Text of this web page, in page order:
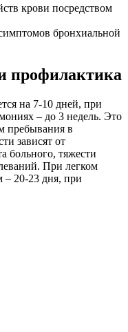
крови посредством
бронхиальной
профилактика
на 7-10 дней, при
– до 3 недель. Это
пребывания в
зависят от
больного, тяжести
При легком
– 20-23 дня, при